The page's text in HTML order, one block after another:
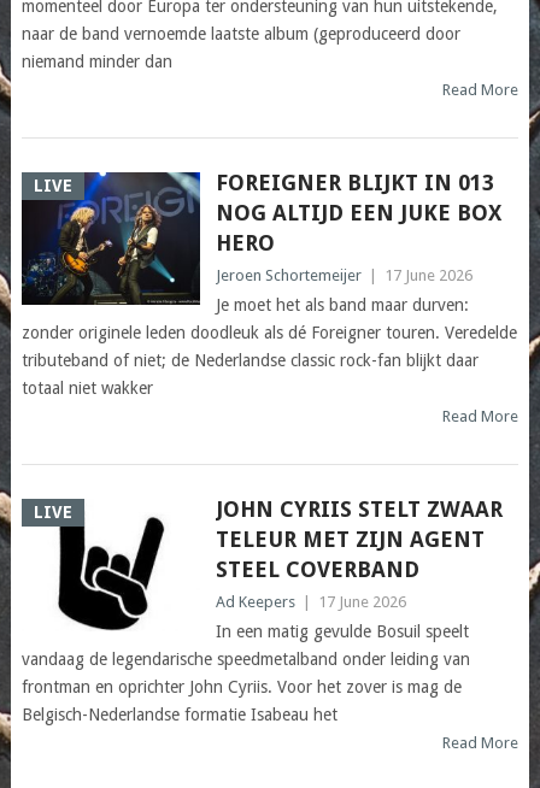
momenteel door Europa ter ondersteuning van hun uitstekende,
naar de band vernoemde laatste album (geproduceerd door
niemand minder dan
Read More
LIVE
FOREIGNER BLIJKT IN 013
NOG ALTIJD EEN JUKE BOX
HERO
Jeroen Schortemeijer 17 June 2026
Je moet het als band maar durven:
zonder originele leden doodleuk als dé Foreigner touren. Veredelde
tributeband of niet; de Nederlandse classic rock-fan blijkt daar
totaal niet wakker
Read More
LIVE
JOHN CYRIIS STELT ZWAAR
TELEUR MET ZIJN AGENT
STEEL COVERBAND
Ad Keepers 17 June 2026
In een matig gevulde Bosuil speelt
vandaag de legendarische speedmetalband onder leiding van
frontman en oprichter John Cyriis. Voor het zover is mag de
Belgisch-Nederlandse formatie Isabeau het
Read More